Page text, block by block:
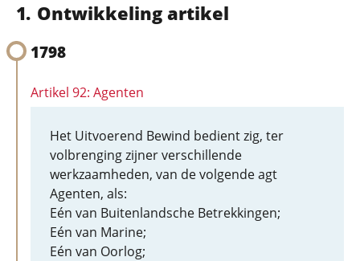
Ontwikkeling artikel
1798
Artikel 92: Agenten
Het Uitvoerend Bewind bedient zig, ter
volbrenging zijner verschillende
werkzaamheden, van de volgende agt
Agenten, als:
Eén van Buitenlandsche Betrekkingen;
Eén van Marine;
Eén van Oorlog;